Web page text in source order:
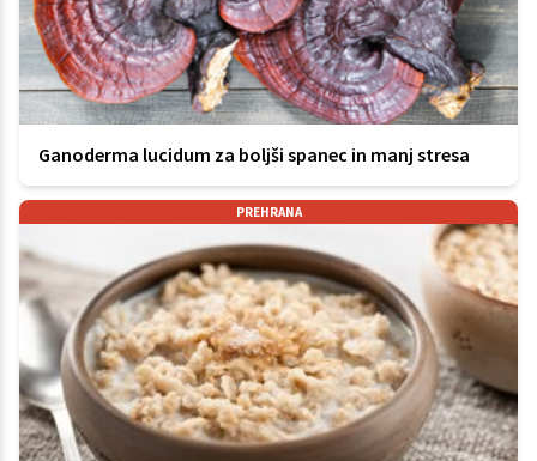
Ganoderma lucidum za boljši spanec in manj stresa
PREHRANA